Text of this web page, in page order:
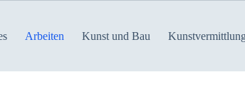
Arbeiten Kunst und Bau